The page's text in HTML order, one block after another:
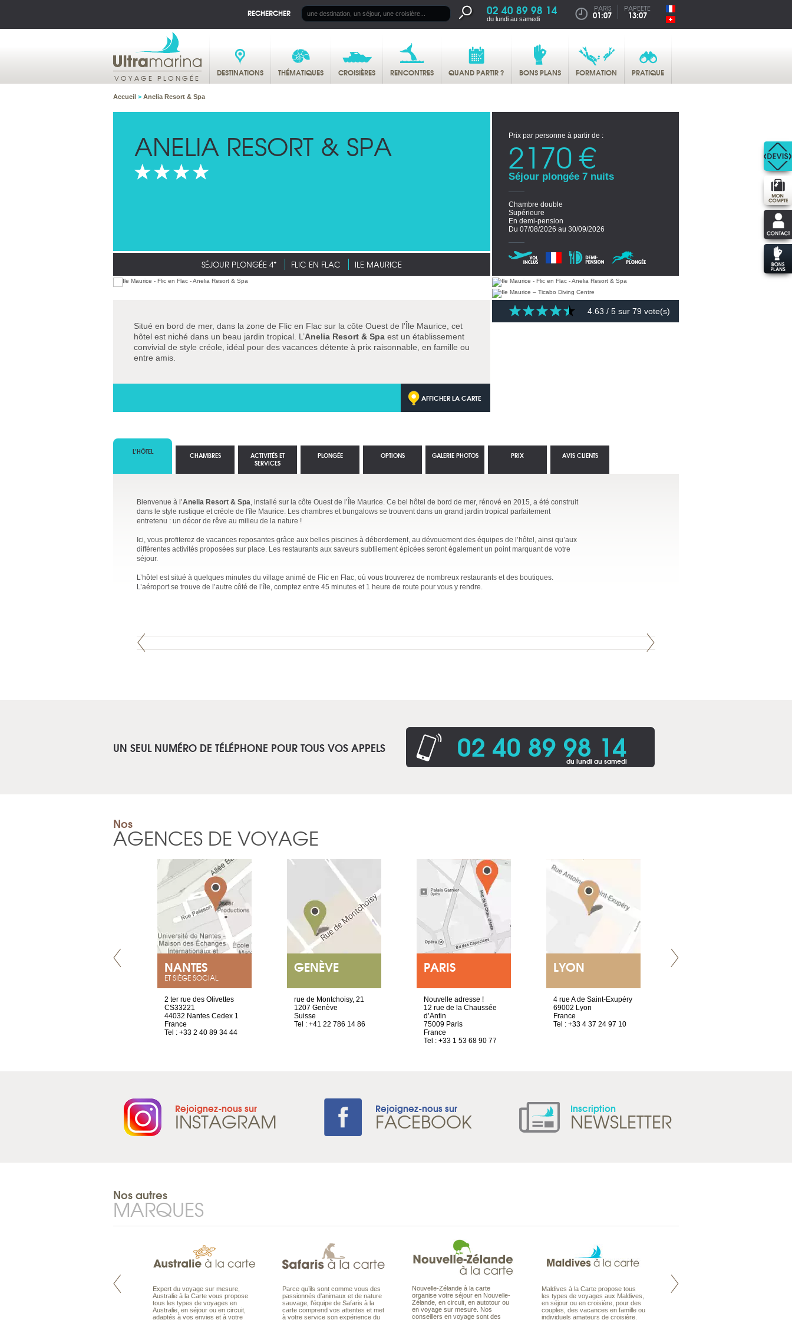
RECHERCHER 02 40 89 98 14
du lundi au samedi
PARIS
01:07
PAPEETE
13:07
VOYAGE PLONGÉE DESTINATIONS THÉMATIQUES CROISIÈRES RENCONTRES QUAND PARTIR ? BONS PLANS FORMATION PRATIQUE
Accueil > Anelia Resort & Spa
ANELIA RESORT & SPA
SÉJOUR PLONGÉE 4* FLIC EN FLAC ILE MAURICE
Prix par personne à partir de :
2170 €
Séjour plongée 7 nuits
Chambre double
Supérieure
En demi-pension
Du 07/08/2026 au 30/09/2026
Situé en bord de mer, dans la zone de Flic en Flac sur la côte Ouest de l'Île Maurice, cet
hôtel est niché dans un beau jardin tropical. L’Anelia Resort & Spa est un établissement
convivial de style créole, idéal pour des vacances détente à prix raisonnable, en famille ou
entre amis.
AFFICHER LA CARTE
4.63 / 5 sur 79 vote(s)
L’HÔTEL
Bienvenue à l’Anelia Resort & Spa, installé sur la côte Ouest de l’Île Maurice. Ce bel hôtel de bord de mer, rénové en 2015, a été construit
dans le style rustique et créole de l'île Maurice. Les chambres et bungalows se trouvent dans un grand jardin tropical parfaitement
entretenu : un décor de rêve au milieu de la nature !
Ici, vous profiterez de vacances reposantes grâce aux belles piscines à débordement, au dévouement des équipes de l’hôtel, ainsi qu’aux
différentes activités proposées sur place. Les restaurants aux saveurs subtilement épicées seront également un point marquant de votre
séjour.
L’hôtel est situé à quelques minutes du village animé de Flic en Flac, où vous trouverez de nombreux restaurants et des boutiques.
L’aéroport se trouve de l’autre côté de l’île, comptez entre 45 minutes et 1 heure de route pour vous y rendre.
CHAMBRES
ACTIVITÉS ET
SERVICES
PLONGÉE OPTIONS GALERIE PHOTOS PRIX AVIS CLIENTS
UN SEUL NUMÉRO DE TÉLÉPHONE POUR TOUS VOS APPELS 02 40 89 98 14
du lundi au samedi
Nos
AGENCES DE VOYAGE
NANTES
ET SIÈGE SOCIAL
2 ter rue des Olivettes
CS33221
44032 Nantes Cedex 1
France
Tel : +33 2 40 89 34 44
GENÈVE
rue de Montchoisy, 21
1207 Genève
Suisse
Tel : +41 22 786 14 86
PARIS
Nouvelle adresse !
12 rue de la Chaussée
d’Antin
75009 Paris
France
Tel : +33 1 53 68 90 77
LYON
4 rue A de Saint-Exupéry
69002 Lyon
France
Tel : +33 4 37 24 97 10
Rejoignez-nous sur
INSTAGRAM Rejoignez-nous sur
FACEBOOK Inscription
NEWSLETTER
Nos autres
MARQUES
Pacifique à la carte est le spécialiste
Expert du voyage sur mesure,
Australie à la Carte vous propose
tous les types de voyages en
Australie, en séjour ou en circuit,
adaptés à vos envies et à votre
Parce qu’ils sont comme vous des
passionnés d’animaux et de nature
sauvage, l’équipe de Safaris à la
carte comprend vos attentes et met
à votre service son expérience du
Nouvelle-Zélande à la carte
organise votre séjour en Nouvelle-
Zélande, en circuit, en autotour ou
en voyage sur mesure. Nos
conseillers en voyage sont des
Maldives à la Carte propose tous
les types de voyages aux Maldives,
en séjour ou en croisière, pour des
couples, des vacances en famille ou
individuels amateurs de croisière.
Notre site Odyssee est un portail